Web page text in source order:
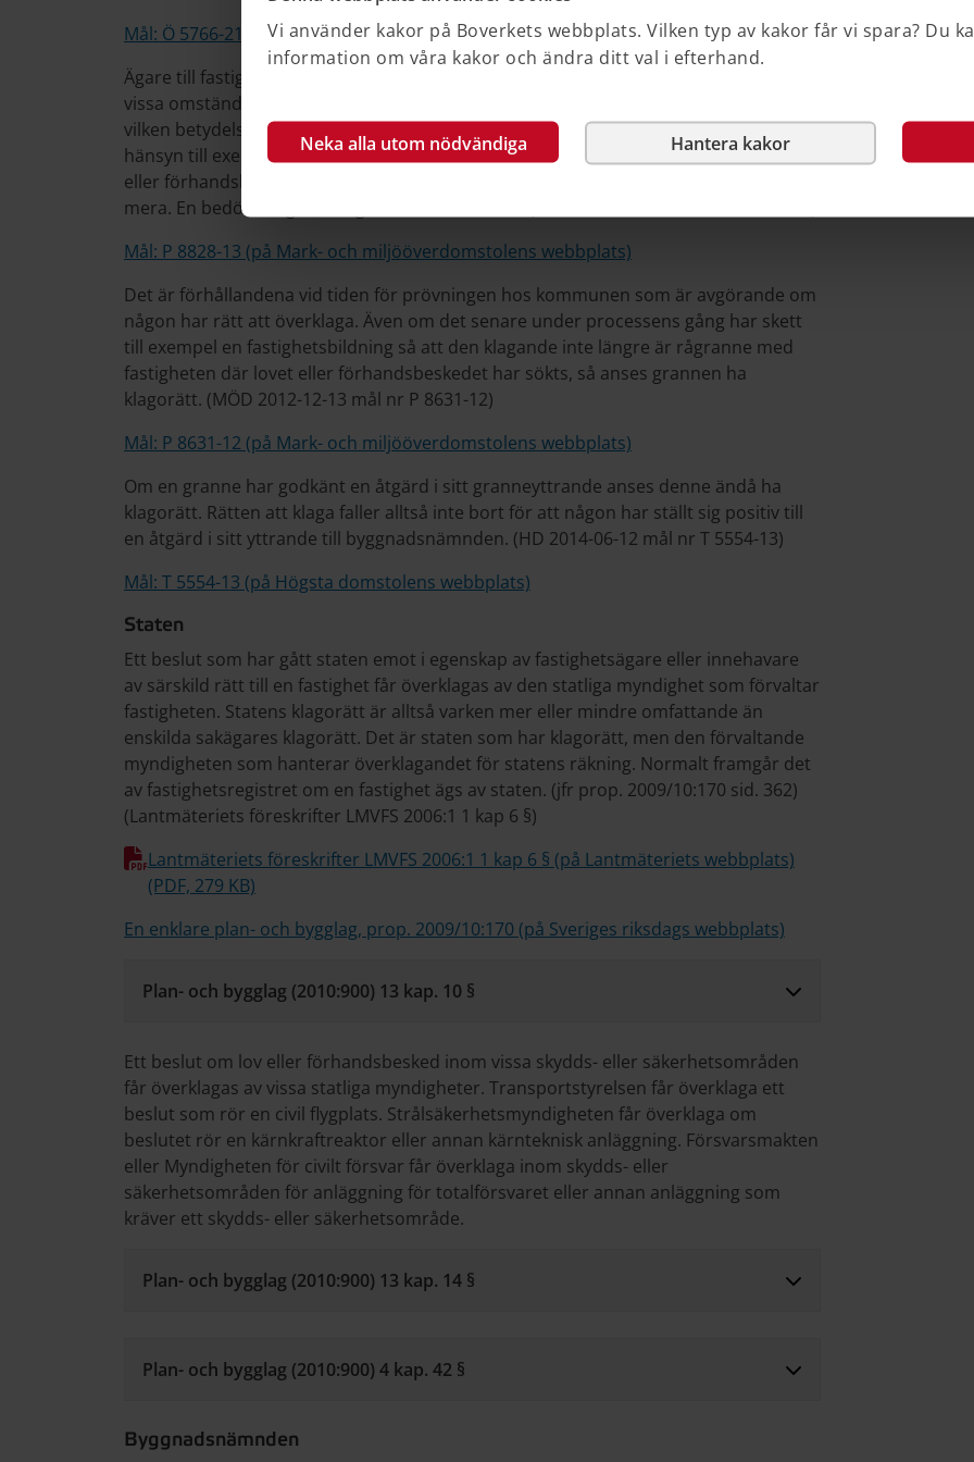
Vi använder kakor på Boverkets webbplats. Vilken typ av kakor får vi spara? Du
information om våra kakor och ändra ditt val i efterhand.
Neka alla utom nödvändiga Hantera kakor
Mål: Ö 5766-21 (på Högsta domstolens webbplats)
Ägare till fastigheter som inte direkt gränsar till den aktuella fastigheten kan under
vissa omständigheter också vara sakägare. Om de har rätt att överklaga beror på
vilken betydelse beslutet om lov eller förhandsbesked får för sakägaren. Detta med
hänsyn till exempelvis arten och omfattningen av den eller de åtgärder som lovet
eller förhandsbeskedet omfattar, natur- eller trafikförhållandena på platsen med
mera. En bedömning måste göras från fall till fall. (MÖD 2013-12-17 mål nr P 8828-13)
Mål: P 8828-13 (på Mark- och miljööverdomstolens webbplats)
Det är förhållandena vid tiden för prövningen hos kommunen som är avgörande om
någon har rätt att överklaga. Även om det senare under processens gång har skett
till exempel en fastighetsbildning så att den klagande inte längre är rågranne med
fastigheten där lovet eller förhandsbeskedet har sökts, så anses grannen ha
klagorätt. (MÖD 2012-12-13 mål nr P 8631-12)
Mål: P 8631-12 (på Mark- och miljööverdomstolens webbplats)
Om en granne har godkänt en åtgärd i sitt granneyttrande anses denne ändå ha
klagorätt. Rätten att klaga faller alltså inte bort för att någon har ställt sig positiv till
en åtgärd i sitt yttrande till byggnadsnämnden. (HD 2014-06-12 mål nr T 5554-13)
Mål: T 5554-13 (på Högsta domstolens webbplats)
Staten
Ett beslut som har gått staten emot i egenskap av fastighetsägare eller innehavare
av särskild rätt till en fastighet får överklagas av den statliga myndighet som förvaltar
fastigheten. Statens klagorätt är alltså varken mer eller mindre omfattande än
enskilda sakägares klagorätt. Det är staten som har klagorätt, men den förvaltande
myndigheten som hanterar överklagandet för statens räkning. Normalt framgår det
av fastighetsregistret om en fastighet ägs av staten. (jfr prop. 2009/10:170 sid. 362)
(Lantmäteriets föreskrifter LMVFS 2006:1 1 kap 6 §)
Lantmäteriets föreskrifter LMVFS 2006:1 1 kap 6 § (på Lantmäteriets webbplats)
(PDF, 279 KB)
En enklare plan- och bygglag, prop. 2009/10:170 (på Sveriges riksdags webbplats)
Plan- och bygglag (2010:900) 13 kap. 10 §
Ett beslut om lov eller förhandsbesked inom vissa skydds- eller säkerhetsområden
får överklagas av vissa statliga myndigheter. Transportstyrelsen får överklaga ett
beslut som rör en civil flygplats. Strålsäkerhetsmyndigheten får överklaga om
beslutet rör en kärnkraftreaktor eller annan kärnteknisk anläggning. Försvarsmakten
eller Myndigheten för civilt försvar får överklaga inom skydds- eller
säkerhetsområden för anläggning för totalförsvaret eller annan anläggning som
kräver ett skydds- eller säkerhetsområde.
Plan- och bygglag (2010:900) 13 kap. 14 §
Plan- och bygglag (2010:900) 4 kap. 42 §
Byggnadsnämnden